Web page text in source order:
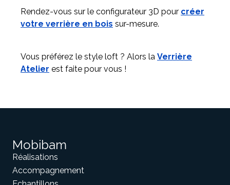
Rendez-vous sur le configurateur 3D pour créer
votre verrière en bois sur-mesure.
Vous préférez le style loft ? Alors la Verrière
Atelier est faite pour vous !
Mobibam
Réalisations
Accompagnement